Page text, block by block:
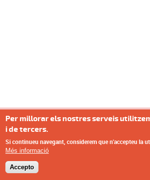
Per millorar els nostres serveis
i de tercers.
Si continueu navegant, considerem que n'accepteu la
Més informació
Accepto